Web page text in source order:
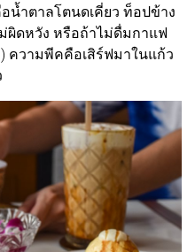
น้ำตาลโตนดเคี่ยว ท็อปข้าง
ดหวัง หรือถ้าไม่ดื่มกาแฟ
ความพีคคือเสิร์ฟมาในแก้ว